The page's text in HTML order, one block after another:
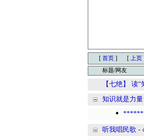
[ 首页 ] [ 上页
标题/网友
【七绝】 读
知识就是力量
听我唱民歌 -